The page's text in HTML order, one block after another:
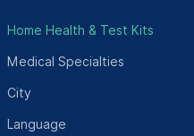
Home Health & Test Kits
Medical Specialties
City
Language